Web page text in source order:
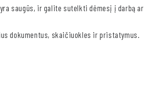
saugūs, ir galite sutelkti dėmesį į darbą ar
dokumentus, skaičiuokles ir pristatymus.